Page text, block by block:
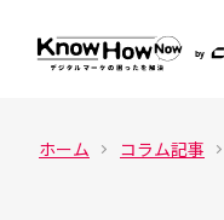
ホーム コラム記事